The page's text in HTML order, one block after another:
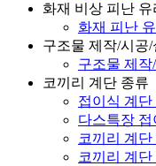
화재 비상 피난
화재 피난
구조물 제작/시공/
구조물 제작
코끼리 계단 종류
접이식 계단
다스특장
코끼리 계단
코끼리 계